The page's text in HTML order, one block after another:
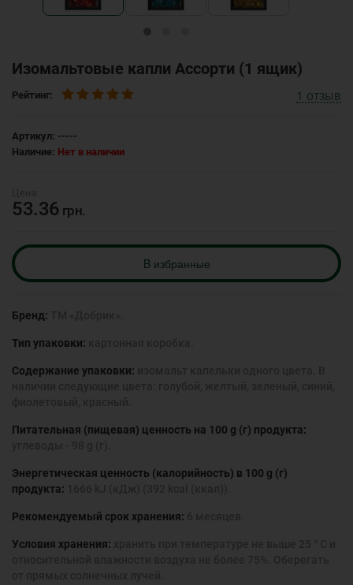
Изомальтовые капли Ассорти (1 ящик)
Рейтинг: 1 отзыв
Артикул: -----
Наличие: Нет в наличии
53.36 грн.
B избранные
Бренд:
Тип упаковки:
Содержание упаковки:
Питательная (пищевая) ценность на 100 g (г) продукта:
Энергетическая ценность (калорийность) в 100 g (г)
продукта:
Рекомендуемый срок хранения:
Условия хранения: